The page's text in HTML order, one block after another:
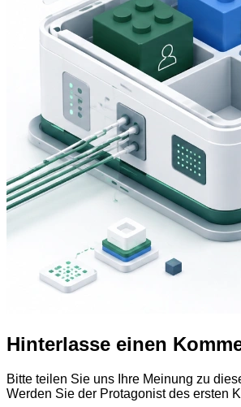
Hinterlasse einen
Bitte teilen Sie uns Ihre Meinung zu
Werden Sie der Protagonist des ersten